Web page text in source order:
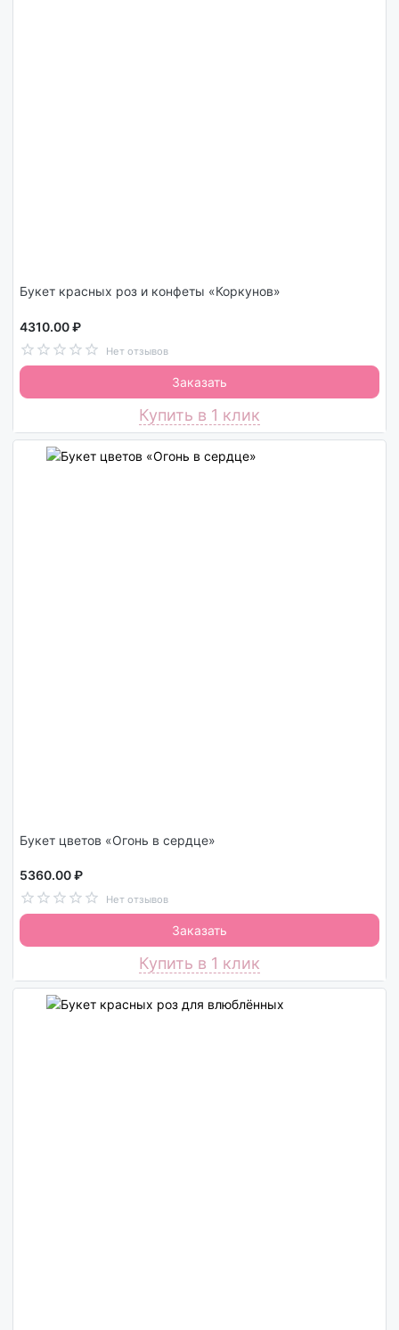
Букет красных роз и конфеты «Коркунов»
4310.00 ₽
Нет отзывов
Заказать
Купить в 1 клик
Букет цветов «Огонь в сердце»
5360.00 ₽
Нет отзывов
Заказать
Купить в 1 клик